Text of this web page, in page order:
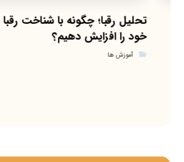
تحلیل رقبا؛ چگونه با شناخت رقبا
خود را افزایش دهیم؟
آموزش ها